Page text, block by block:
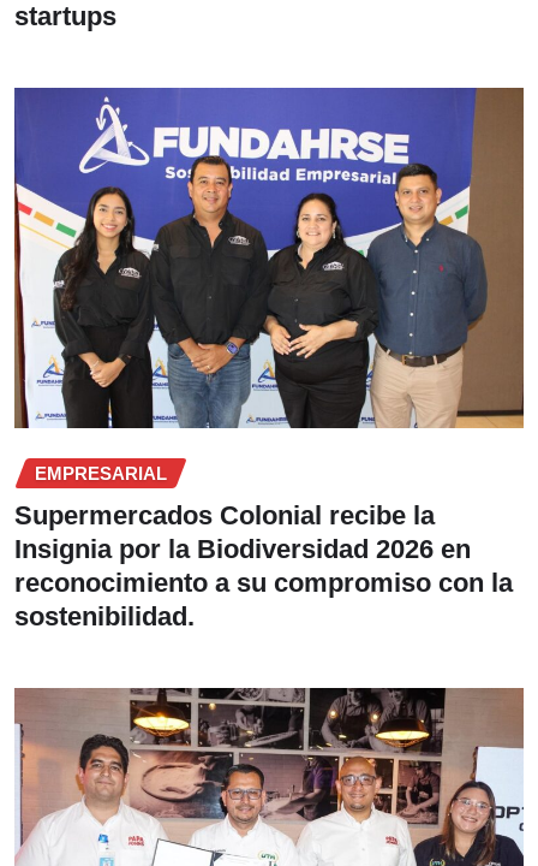
startups
EMPRESARIAL
Supermercados Colonial recibe la
Insignia por la Biodiversidad 2026 en
reconocimiento a su compromiso con la
sostenibilidad.